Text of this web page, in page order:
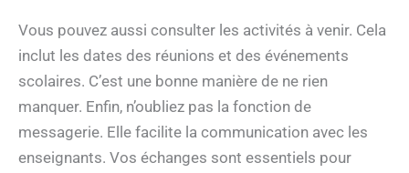
Vous pouvez aussi consulter les activités à venir. Cela
inclut les dates des réunions et des événements
scolaires. C’est une bonne manière de ne rien
manquer. Enfin, n’oubliez pas la fonction de
messagerie. Elle facilite la communication avec les
enseignants. Vos échanges sont essentiels pour